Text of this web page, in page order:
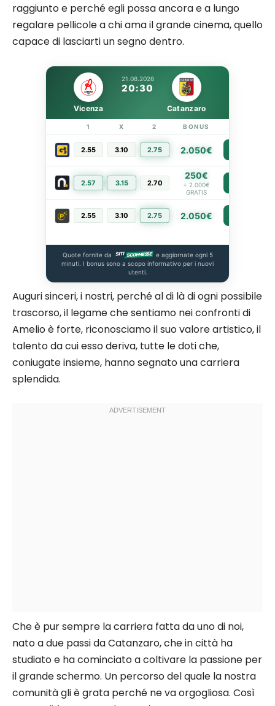
raggiunto e perché egli possa ancora e a lungo
regalare pellicole a chi ama il grande cinema, quello
capace di lasciarti un segno dentro.
21.08.2026
20:30
Vicenza Catanzaro
1 X 2 BONUS
2.55 3.10 2.75 2.050€
2.57 3.15 2.70
250€
+ 2.000€
GRATIS
2.55 3.10 2.75 2.050€
Quote fornite da
e aggiornate ogni 5
minuti. I bonus sono a scopo informativo per i nuovi
utenti.
Auguri sinceri, i nostri, perché al di là di ogni possibile
trascorso, il legame che sentiamo nei confronti di
Amelio è forte, riconosciamo il suo valore artistico, il
talento da cui esso deriva, tutte le doti che,
coniugate insieme, hanno segnato una carriera
splendida.
Che è pur sempre la carriera fatta da uno di noi,
nato a due passi da Catanzaro, che in città ha
studiato e ha cominciato a coltivare la passione per
il grande schermo. Un percorso del quale la nostra
comunità gli è grata perché ne va orgogliosa. Così